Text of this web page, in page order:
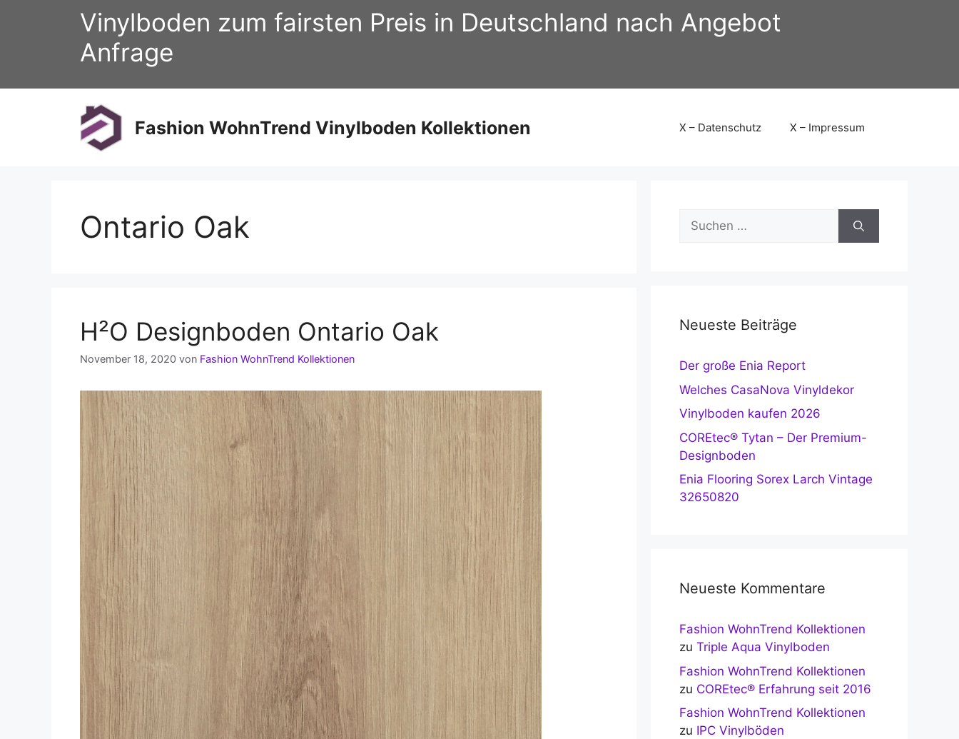
Vinylboden zum fairsten Preis in Deutschland nach Angebot
Anfrage
Fashion WohnTrend Vinylboden Kollektionen X – Datenschutz X – Impressum
Ontario Oak
H²O Designboden Ontario Oak
November 18, 2020 von Fashion WohnTrend Kollektionen
Suchen
nach:
Neueste Beiträge
Der große Enia Report
Welches CasaNova Vinyldekor
Vinylboden kaufen 2026
COREtec® Tytan – Der Premium-
Designboden
Enia Flooring Sorex Larch Vintage
32650820
Neueste Kommentare
Fashion WohnTrend Kollektionen
zu Triple Aqua Vinylboden
Fashion WohnTrend Kollektionen
zu COREtec® Erfahrung seit 2016
Fashion WohnTrend Kollektionen
zu IPC Vinylböden